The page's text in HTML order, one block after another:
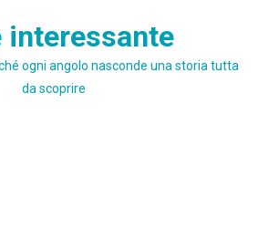
interessante
ogni angolo nasconde una storia tutta
da scoprire